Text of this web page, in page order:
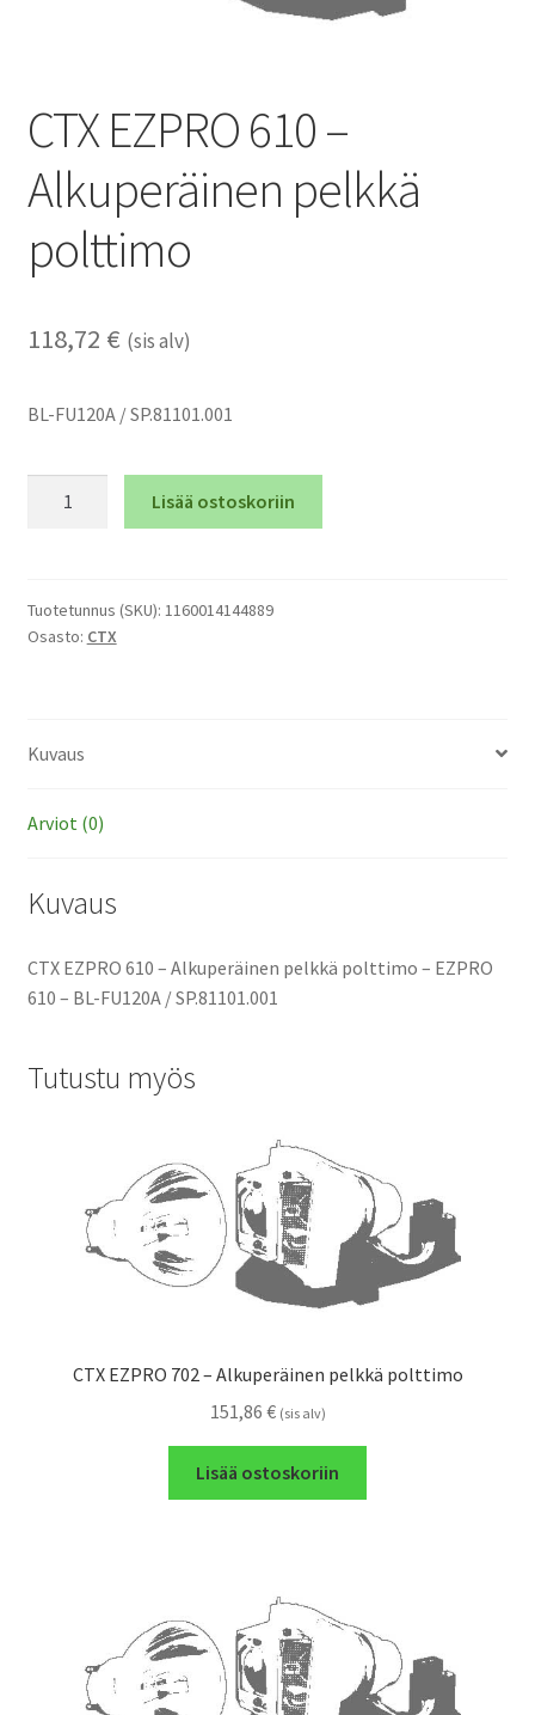
CTX EZPRO 610 –
Alkuperäinen pelkkä
polttimo
118,72 € (sis alv)
BL-FU120A / SP.81101.001
Alkuperäinen
pelkkä
Lisää ostoskoriin
Tuotetunnus (SKU): 1160014144889
Osasto: CTX
Kuvaus
Arviot (0)
Kuvaus
CTX EZPRO 610 – Alkuperäinen pelkkä polttimo – EZPRO
610 – BL-FU120A / SP.81101.001
Tutustu myös
CTX EZPRO 702 – Alkuperäinen pelkkä polttimo
151,86 € (sis alv)
Lisää ostoskoriin